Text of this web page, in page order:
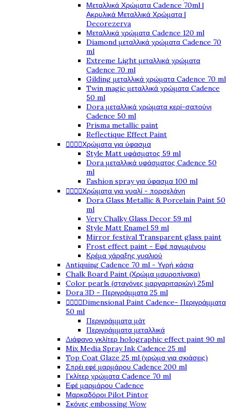
Μεταλλικά Χρώματα Cadence 70ml |
Ακρυλικά Μεταλλικά Χρώματα |
Decorezerva
Μεταλλικά χρώματα Cadence 120 ml
Diamond μεταλλικά χρώματα Cadence 70
ml
Extreme Light μεταλλικά χρώματα
Cadence 70 ml
Gilding μεταλλικά χρώματα Cadence 70 ml
Twin magic μεταλλικά χρώματα Cadence
50 ml
Dora μεταλλικά χρώματα κερί-σαπούνι
Cadence 50 ml
Prisma metallic paint
Reflectique Effect Paint
Χρώματα για ύφασμα
Style Matt υφάσματος 59 ml
Dora μεταλλικά υφάσματος Cadence 50
ml
Fashion spray για ύφασμα 100 ml
Χρώματα για γυαλί - πορσελάνη
Dora Glass Metallic & Porcelain Paint 50
ml
Very Chalky Glass Decor 59 ml
Style Matt Enamel 59 ml
Mirror festival Transparent glass paint
Frost effect paint - Εφέ παγωμένου
Κρέμα χάραξης γυαλιού
Antiquing Cadence 70 ml - Υγρή κάσια
Chalk Board Paint (Χρώμα μαυροπίνακα)
Color pearls (σταγόνες μαργαριταριών) 25ml
Dora 3D - Περιγράμματα 25 ml
Dimensional Paint Cadence- Περιγράμματα
50 ml
Περιγράμματα μάτ
Περιγράμματα μεταλλικά
Διάφανο γκλίτερ holographic effect paint 90 ml
Mix Media Spray Ink Cadence 25 ml
Top Coat Glaze 25 ml (χρώμα για σκιάσεις)
Σπρέι εφέ μαρμάρου Cadence 200 ml
Γκλίτερ χρώματα Cadence 70 ml
Εφέ μαρμάρου Cadence
Μαρκαδόροι Pilot Pintor
Σκόνες embossing Wow